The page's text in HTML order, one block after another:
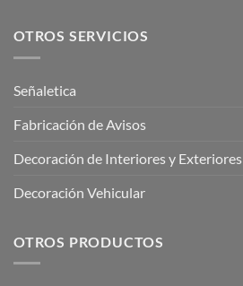
OTROS SERVICIOS
Señaletica
Fabricación de Avisos
Decoración de Interiores y Exteriores
Decoración Vehicular
OTROS PRODUCTOS